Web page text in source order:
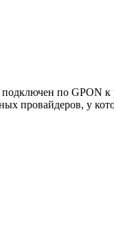
подключен по GPON
провайдеров, у